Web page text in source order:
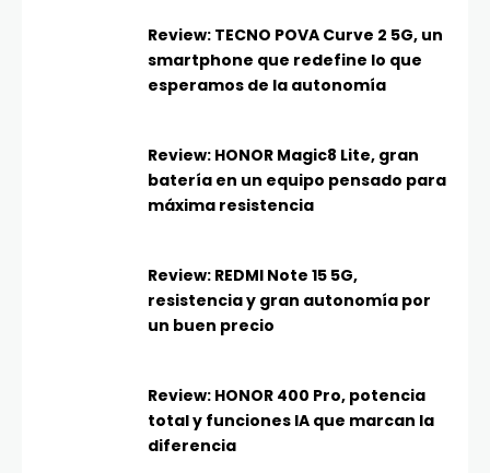
Review: TECNO POVA Curve 2 5G, un
smartphone que redefine lo que
esperamos de la autonomía
Review: HONOR Magic8 Lite, gran
batería en un equipo pensado para
máxima resistencia
Review: REDMI Note 15 5G,
resistencia y gran autonomía por
un buen precio
Review: HONOR 400 Pro, potencia
total y funciones IA que marcan la
diferencia